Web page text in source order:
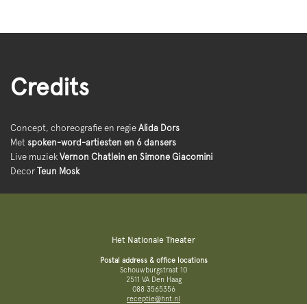
Credits
Concept, choreografie en regie Alida Dors
Met spoken-word-artiesten en 6 dansers
Live muziek Vernon Chatlein en Simone Giacomini
Decor Teun Mosk
Het Nationale Theater
Postal address & office locations
Schouwburgstraat 10
2511 VA Den Haag
088 3565356
receptie@hnt.nl